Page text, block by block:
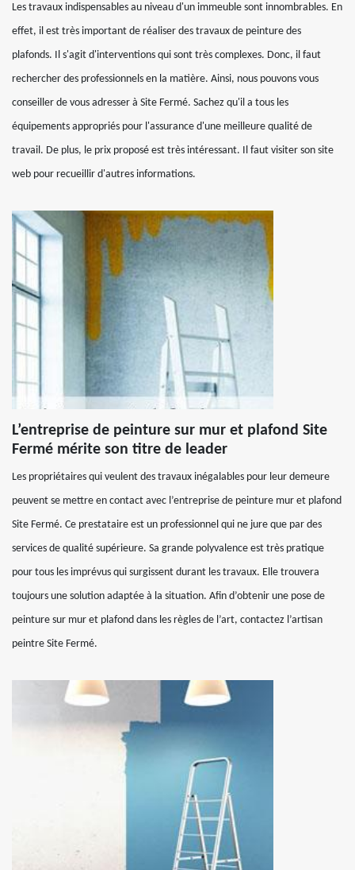
Les travaux indispensables au niveau d'un immeuble sont innombrables. En
effet, il est très important de réaliser des travaux de peinture des
plafonds. Il s'agit d'interventions qui sont très complexes. Donc, il faut
rechercher des professionnels en la matière. Ainsi, nous pouvons vous
conseiller de vous adresser à Site Fermé. Sachez qu'il a tous les
équipements appropriés pour l'assurance d'une meilleure qualité de
travail. De plus, le prix proposé est très intéressant. Il faut visiter son site
web pour recueillir d'autres informations.
L’entreprise de peinture sur mur et plafond Site
Fermé mérite son titre de leader
Les propriétaires qui veulent des travaux inégalables pour leur demeure
peuvent se mettre en contact avec l’entreprise de peinture mur et plafond
Site Fermé. Ce prestataire est un professionnel qui ne jure que par des
services de qualité supérieure. Sa grande polyvalence est très pratique
pour tous les imprévus qui surgissent durant les travaux. Elle trouvera
toujours une solution adaptée à la situation. Afin d’obtenir une pose de
peinture sur mur et plafond dans les règles de l’art, contactez l’artisan
peintre Site Fermé.